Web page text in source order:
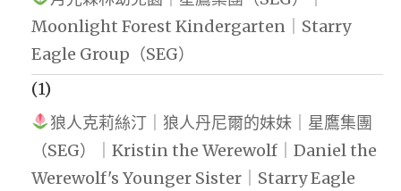
Moonlight Forest Kindergarten｜Starry
Eagle Group（SEG）
(1)
狼人克莉絲汀｜狼人丹尼爾的妹妹｜星鷹集團
（SEG）｜Kristin the Werewolf｜Daniel the
Werewolf's Younger Sister｜Starry Eagle